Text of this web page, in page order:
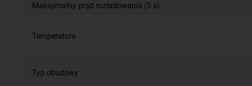
Maksymalny prąd rozładowania (5 s)
Temperatura
Typ obudowy